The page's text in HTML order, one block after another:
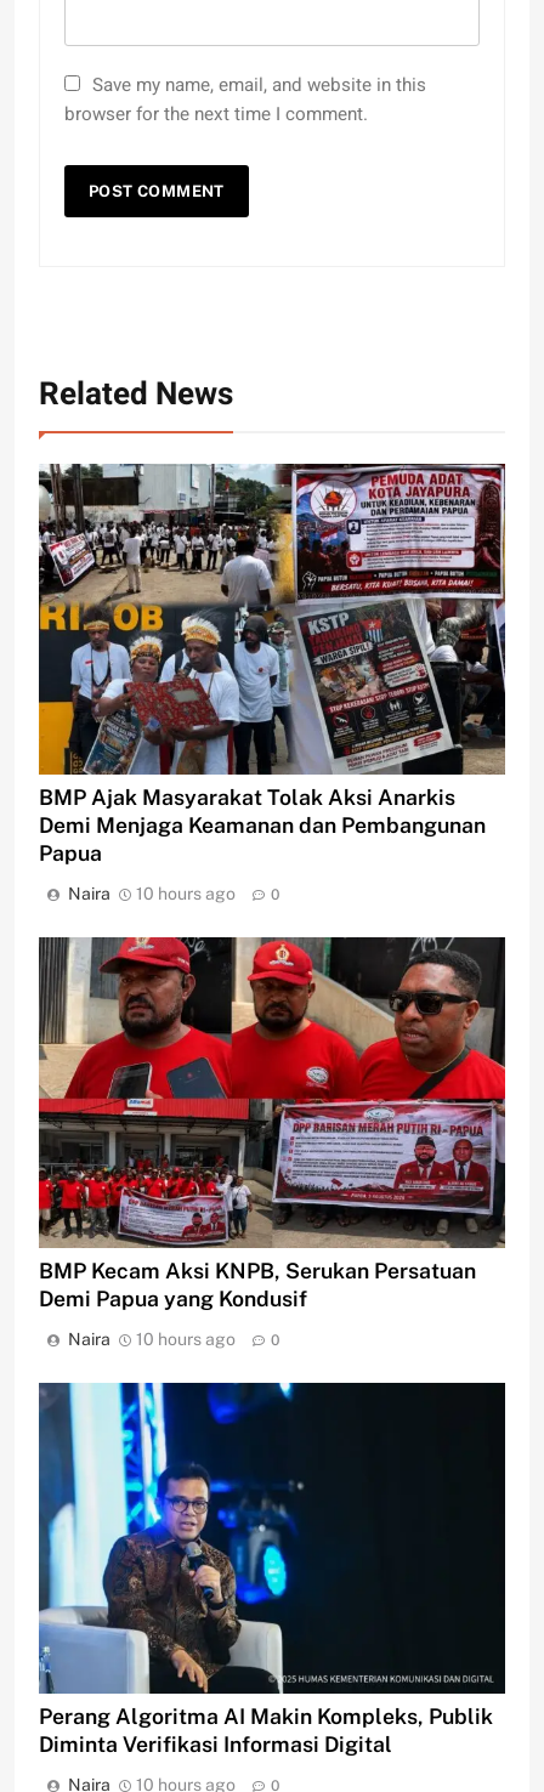
Save my name, email, and website in this
browser for the next time I comment.
Related News
BMP Ajak Masyarakat Tolak Aksi Anarkis
Demi Menjaga Keamanan dan Pembangunan
Papua
Naira 10 hours ago 0
BMP Kecam Aksi KNPB, Serukan Persatuan
Demi Papua yang Kondusif
Naira 10 hours ago 0
Perang Algoritma AI Makin Kompleks, Publik
Diminta Verifikasi Informasi Digital
Naira 10 hours ago 0